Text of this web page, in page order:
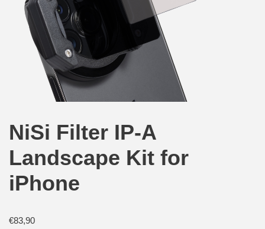
NiSi Filter IP-A
Landscape Kit for
iPhone
€83,90